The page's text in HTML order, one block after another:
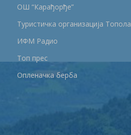
ОШ “Карађорђе”
Туристичка организација Топола
ИФМ Радио
Топ прес
Опленачка берба